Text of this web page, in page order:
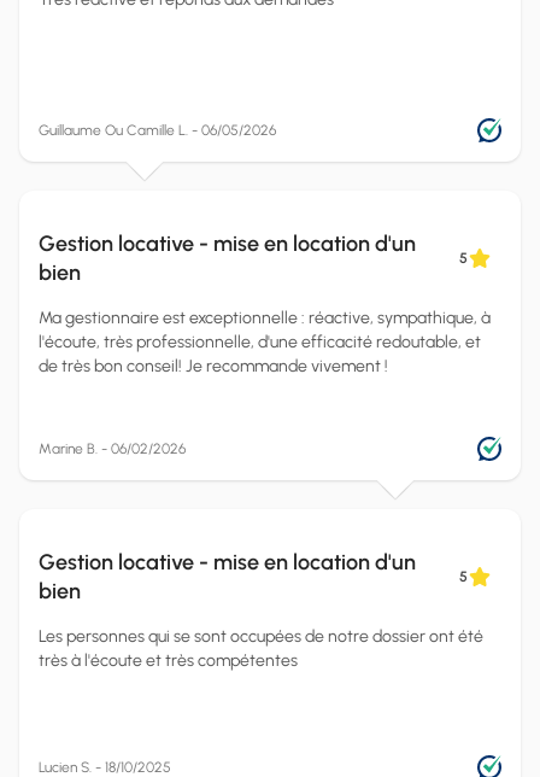
Guillaume Ou Camille L. - 06/05/2026
Gestion locative - mise en location d'un
bien
5
Ma gestionnaire est exceptionnelle : réactive, sympathique, à
l'écoute, très professionnelle, d'une efficacité redoutable, et
de très bon conseil! Je recommande vivement !
Marine B. - 06/02/2026
Gestion locative - mise en location d'un
bien
5
Les personnes qui se sont occupées de notre dossier ont été
très à l'écoute et très compétentes
Lucien S. - 18/10/2025